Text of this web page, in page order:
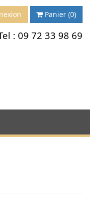
Panier (0)
: 09 72 33 98 69